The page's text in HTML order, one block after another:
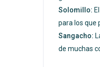
Solomillo:
para los que
Sangacho:
de muchas